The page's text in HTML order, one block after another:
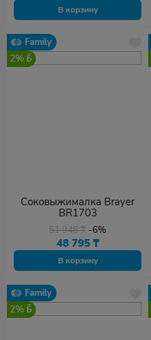
В корзину
Family
2%
Соковыжималка Brayer
BR1703
51 948₸ -6%
48 795 ₸
В корзину
Family
2%